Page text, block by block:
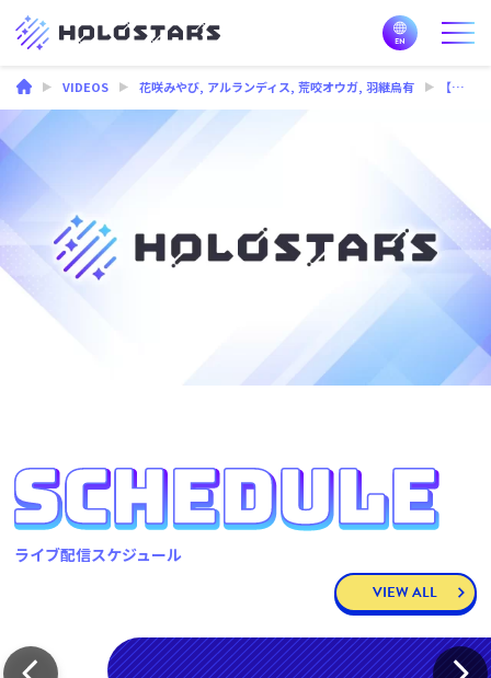
VIDEOS 花咲みやび, アルランディス,荒咬オウガ,羽継烏有 【＃すすスタ 2】５年目の告白！衝撃を受けました・・・この配信が凄かった！
ライブ配信スケジュール
VIEW ALL